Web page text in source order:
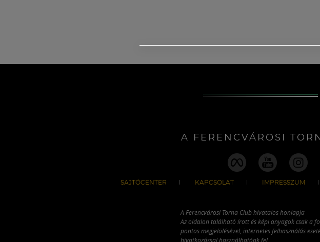
A FERENCVÁROSI
SAJTÓCENTER KAPCSOLAT IMPRESSZUM
A Ferencvárosi Torna Club hivatalos honlapja
Az oldalon található írott és képi anyagok csak a
pontos megjelölésével, internetes felhasználás
hivatkozással használhatóak fel.